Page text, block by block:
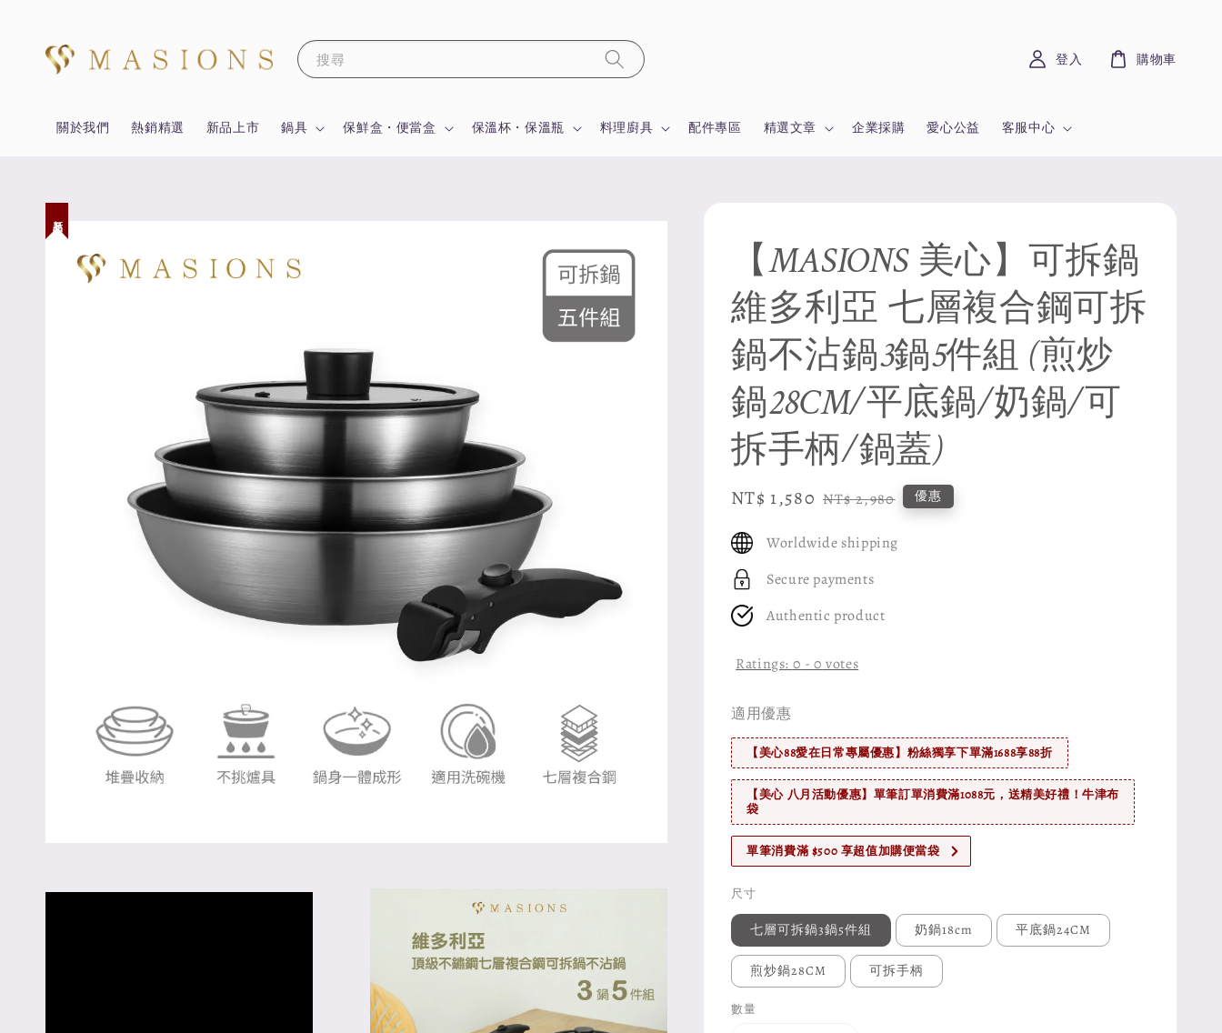
搜尋
關於我們 熱銷精選 新品上市 鍋具 保鮮盒・便當盒 保溫杯・保溫瓶 料理廚具 配件專區 精選文章 企業採購 愛心公益 客服中心
登入 購物車
【MASIONS 美心】可拆鍋
維多利亞 七層複合鋼可拆
鍋不沾鍋3鍋5件組 (煎炒
鍋28CM/平底鍋/奶鍋/可
拆手柄/鍋蓋)
Sale
NT$ 1,580 Regular
NT$ 2,980 優惠
Worldwide shipping
Secure payments
Authentic product
Ratings: 0 -0 votes
適用優惠
【美心88愛在日常專屬優惠】粉絲獨享下單滿1688享88折
【美心 八月活動優惠】單筆訂單消費滿1088元，送精美好禮！牛津布
袋
單筆消費滿 $500 享超值加購便當袋
尺寸
七層可拆鍋3鍋5件組 奶鍋18cm 平底鍋24CM
煎炒鍋28CM 可拆手柄
數量